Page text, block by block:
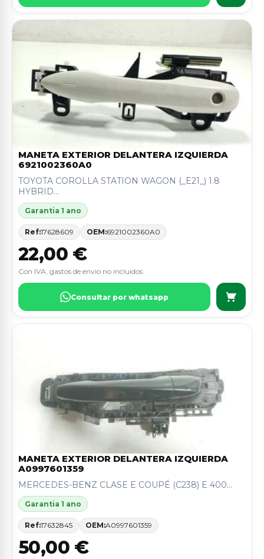
MANETA EXTERIOR DELANTERA IZQUIERDA
6921002360A0
TOYOTA COROLLA STATION WAGON (_E21_) 1.8
HYBRID...
Garantia 1 ano
Ref:17628609 OEM:6921002360A0
22,00 €
Con IVA, gastos de envio no incluidos.
Consultar por whatsapp
MANETA EXTERIOR DELANTERA IZQUIERDA
A0997601359
MERCEDES-BENZ CLASE E COUPÉ (C238) E 400...
Garantia 1 ano
Ref:17632845 OEM:A0997601359
50,00 €